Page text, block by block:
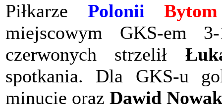
Piłkarze Polonii Bytom
miejscowym GKS-em
czerwonych strzelił
spotkania. Dla GKS-u
minucie oraz Dawid Nowak